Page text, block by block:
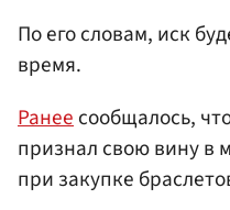
По его словам, иск
время.
Ранее сообщалось,
признал свою вину в
при закупке